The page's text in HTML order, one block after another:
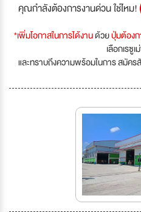
คุณกำลังต้องการงานด่วน ใช่ไหม!
*เพิ่มโอกาสในการได้งานด้วยปุ่มต้อง
เลือกเรซู
และทราบถึงความพร้อมในการ สมัค